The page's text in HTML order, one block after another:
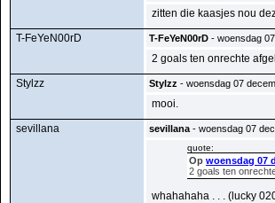
zitten die kaasjes nou
T-FeYeN00rD
T-FeYeN00rD - woensdag
2 goals ten onrechte
Stylzz
Stylzz - woensdag 07
mooi.
sevillana
sevillana - woensdag 07
quote:
Op woensdag 07
2 goals ten
whahahaha . . . (lucky